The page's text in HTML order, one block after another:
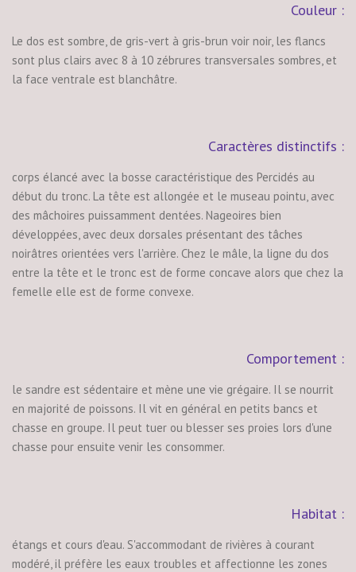
Couleur :
Le dos est sombre, de gris-vert à gris-brun voir noir, les flancs
sont plus clairs avec 8 à 10 zébrures transversales sombres, et
la face ventrale est blanchâtre.
Caractères distinctifs :
corps élancé avec la bosse caractéristique des Percidés au
début du tronc. La tête est allongée et le museau pointu, avec
des mâchoires puissamment dentées. Nageoires bien
développées, avec deux dorsales présentant des tâches
noirâtres orientées vers l'arrière. Chez le mâle, la ligne du dos
entre la tête et le tronc est de forme concave alors que chez la
femelle elle est de forme convexe.
Comportement :
le sandre est sédentaire et mène une vie grégaire. Il se nourrit
en majorité de poissons. Il vit en général en petits bancs et
chasse en groupe. Il peut tuer ou blesser ses proies lors d'une
chasse pour ensuite venir les consommer.
Habitat :
étangs et cours d'eau. S'accommodant de rivières à courant
modéré, il préfère les eaux troubles et affectionne les zones